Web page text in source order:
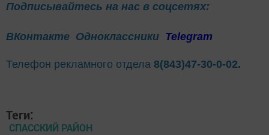
Подписывайтесь на нас в соцсетях:
ВКонтакте Одноклассники Telegram
Телефон рекламного отдела 8(843)47-30-0-02.
Теги:
СПАССКИЙ РАЙОН